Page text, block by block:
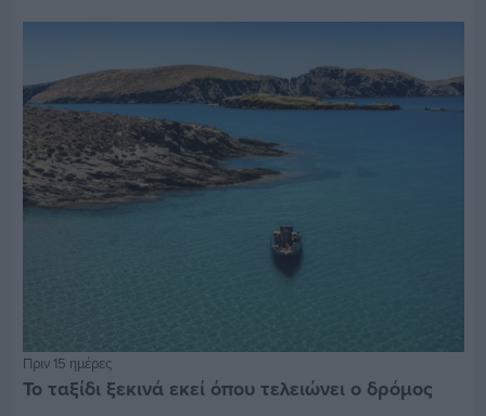
Πριν 15 ημέρες
Το ταξίδι ξεκινά εκεί όπου τελειώνει ο δρόμος